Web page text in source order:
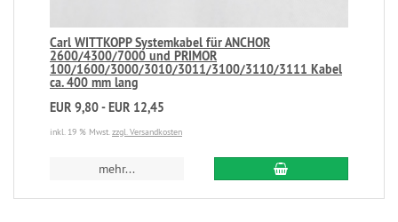
Carl WITTKOPP Systemkabel für ANCHOR
2600/4300/7000 und PRIMOR
100/1600/3000/3010/3011/3100/3110/3111 Kabel
ca. 400 mm lang
EUR 9,80 - EUR 12,45
inkl. 19 % Mwst.zzgl. Versandkosten
mehr...